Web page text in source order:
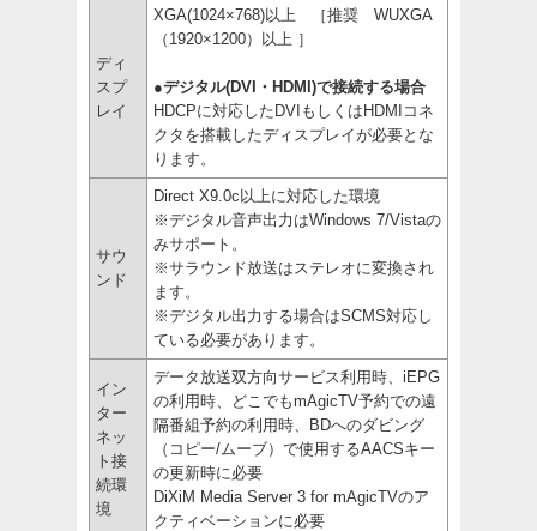
ディ
スプ
レイ
XGA(1024×768)以上 ［推奨 WUXGA
（1920×1200）以上 ］
●デジタル(DVI・HDMI)で接続する場合
HDCPに対応したDVIもしくはHDMIコネ
クタを搭載したディスプレイが必要とな
ります。
サウ
ンド
Direct X9.0c以上に対応した環境
※デジタル音声出力はWindows 7/Vistaの
みサポート。
※サラウンド放送はステレオに変換され
ます。
※デジタル出力する場合はSCMS対応し
ている必要があります。
イン
ター
ネッ
ト接
続環
境
データ放送双方向サービス利用時、iEPG
の利用時、どこでもmAgicTV予約での遠
隔番組予約の利用時、BDへのダビング
（コピー/ムーブ）で使用するAACSキー
の更新時に必要
DiXiM Media Server 3 for mAgicTVのア
クティベーションに必要